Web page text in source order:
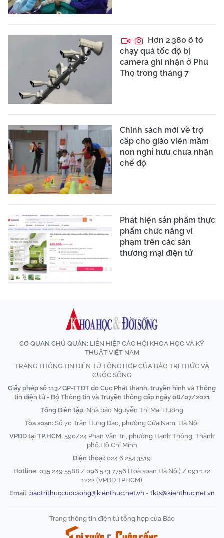
Hơn 2.380 ô tô
chạy quá tốc độ bị
camera ghi nhận ở Phú
Thọ trong tháng 7
Chính sách mới về trợ
cấp cho giáo viên mầm
non nghỉ hưu chưa nhận
chế độ
Phát hiện sản phẩm thực
phẩm chức năng vi
phạm trên các sàn
thương mại điện tử
CƠ QUAN CHỦ QUẢN: LIÊN HIỆP CÁC HỘI KHOA HỌC VÀ KỸ
THUẬT VIỆT NAM
TRANG THÔNG TIN ĐIỆN TỬ TỔNG HỢP CỦA BÁO TRI THỨC VÀ
CUỘC SỐNG
Giấy phép số 113/GP-TTĐT do Cục Phát thanh, truyền hình và Thông
tin điện tử - Bộ Thông tin và Truyền thông cấp ngày 08/07/2021
Tổng Biên tập: Nhà báo Nguyễn Thị Mai Hương
Tòa soạn: Số 70 Trần Hưng Đạo, phường Cửa Nam, Hà Nội
VPĐD tại TP.HCM: 590/24 Phan Văn Trị, phường Hạnh Thông, Thành
phố Hồ Chí Minh
Điện thoại: 024 6 254 3519
Hotline: 035 249 5588 / 096 523 7756 (Toà soạn Hà Nội) / 091 122
1222 (VPĐD TPHCM)
Email: baotrithuccuocsong@kienthuc.net.vn - tkts@kienthuc.net.vn
Trang thông tin điện tử tổng hợp của Báo